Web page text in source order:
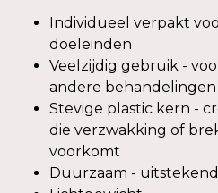
Individueel verpakt
doeleinden
Veelzijdig gebruik -
andere behandelingen
Stevige plastic kern -
die verzwakking of
voorkomt
Duurzaam -